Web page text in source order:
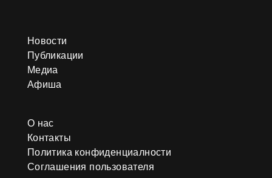
Новости
Публикации
Медиа
Афиша
О нас
Контакты
Политика конфиденциалности
Соглашения пользователя